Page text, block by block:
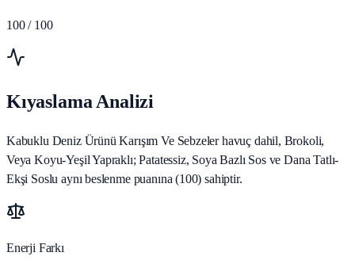
100 / 100
Kıyaslama Analizi
Kabuklu Deniz Ürünü Karışım Ve Sebzeler havuç dahil, Brokoli,
Veya Koyu-Yeşil Yapraklı; Patatessiz, Soya Bazlı Sos ve Dana Tatlı-
Ekşi Soslu aynı beslenme puanına (100) sahiptir.
Enerji Farkı